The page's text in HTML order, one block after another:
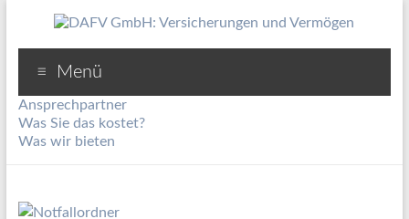
Menü
Ansprechpartner
Was Sie das kostet?
Was wir bieten